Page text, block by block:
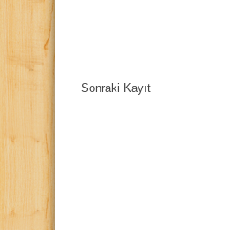
Sonraki Kayıt